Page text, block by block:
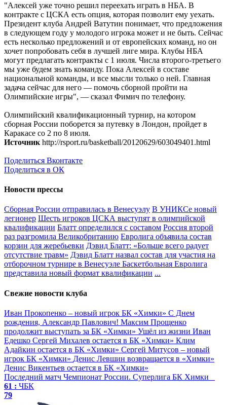
"Алексей уже точно решил переехать играть в НБА. В
контракте с ЦСКА есть опция, которая позволит ему уехать.
Президент клуба Андрей Ватутин понимает, что предложения
в следующем году у молодого игрока может и не быть. Сейчас
есть несколько предложений и от европейских команд, но он
хочет попробовать себя в лучшей лиге мира. Клубы НБА
могут предлагать контракты с 1 июля. Числа второго-третьего
мы уже будем знать команду. Пока Алексей в составе
национальной команды, и все мысли только о ней. Главная
задача сейчас для него — помочь сборной пройти на
Олимпийские игры", — сказал Фимич по телефону.
Олимпийский квалификационный турнир, на котором
сборная России поборется за путевку в Лондон, пройдет в
Каракасе со 2 по 8 июля.
Источник http://rsport.ru/basketball/20120629/603049401.html
Поделиться Вконтакте
Поделиться в ОК
Новости прессы
Сборная России отправилась в Венесуэлу В УНИКСе новый
легионер Шесть игроков ЦСКА выступят в олимпийской
квалификации Блатт определился с составом Россия второй
раз разгромила Великобританию Евролига объявила состав
корзин для жеребьевки Дэвид Блатт: «Больше всего радует
отсутствие травм» Дэвид Блатт назвал состав для участия на
отборочном турнире в Венесуэле Баскетбольная Евролига
представила новый формат квалификации ...
Свежие новости клуба
Иван Прокопенко – новый игрок БК «Химки» С Днем
рождения, Александр Павлович! Максим Прощенко
продолжит выступать за БК «Химки» Ушёл из жизни Иван
Едешко Сергей Михалев остается в БК «Химки» Клим
Адайкин остается в БК «Химки» Сергей Митусов – новый
игрок БК «Химки» Денис Левшин возвращается в «Химки»
Денис Викентьев остается в БК «Химки»
Последний матч Чемпионат России. Суперлига БК Химки
61 : ЧБК
79